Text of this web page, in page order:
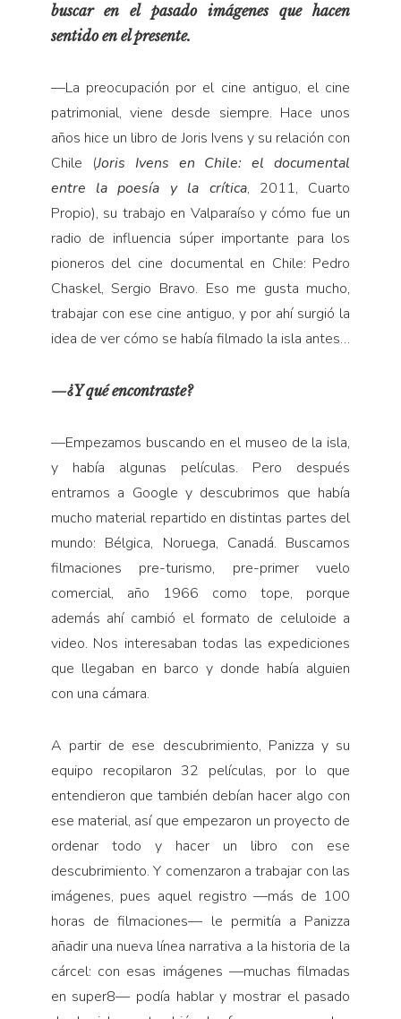
buscar en el pasado imágenes que hacen
sentido en el presente.
—La preocupación por el cine antiguo, el cine
patrimonial, viene desde siempre. Hace unos
años hice un libro de Joris Ivens y su relación con
Chile (Joris Ivens en Chile: el documental
entre la poesía y la crítica, 2011, Cuarto
Propio), su trabajo en Valparaíso y cómo fue un
radio de influencia súper importante para los
pioneros del cine documental en Chile: Pedro
Chaskel, Sergio Bravo. Eso me gusta mucho,
trabajar con ese cine antiguo, y por ahí surgió la
idea de ver cómo se había filmado la isla antes…
—¿Y qué encontraste?
—Empezamos buscando en el museo de la isla,
y había algunas películas. Pero después
entramos a Google y descubrimos que había
mucho material repartido en distintas partes del
mundo: Bélgica, Noruega, Canadá. Buscamos
filmaciones pre-turismo, pre-primer vuelo
comercial, año 1966 como tope, porque
además ahí cambió el formato de celuloide a
video. Nos interesaban todas las expediciones
que llegaban en barco y donde había alguien
con una cámara.
A partir de ese descubrimiento, Panizza y su
equipo recopilaron 32 películas, por lo que
entendieron que también debían hacer algo con
ese material, así que empezaron un proyecto de
ordenar todo y hacer un libro con ese
descubrimiento. Y comenzaron a trabajar con las
imágenes, pues aquel registro —más de 100
horas de filmaciones— le permitía a Panizza
añadir una nueva línea narrativa a la historia de la
cárcel: con esas imágenes —muchas filmadas
en super8— podía hablar y mostrar el pasado